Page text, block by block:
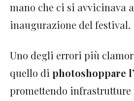
mano che ci si avvicinava
inaugurazione del festival.
Uno degli errori più
quello di photoshoppare
promettendo infrastrutture